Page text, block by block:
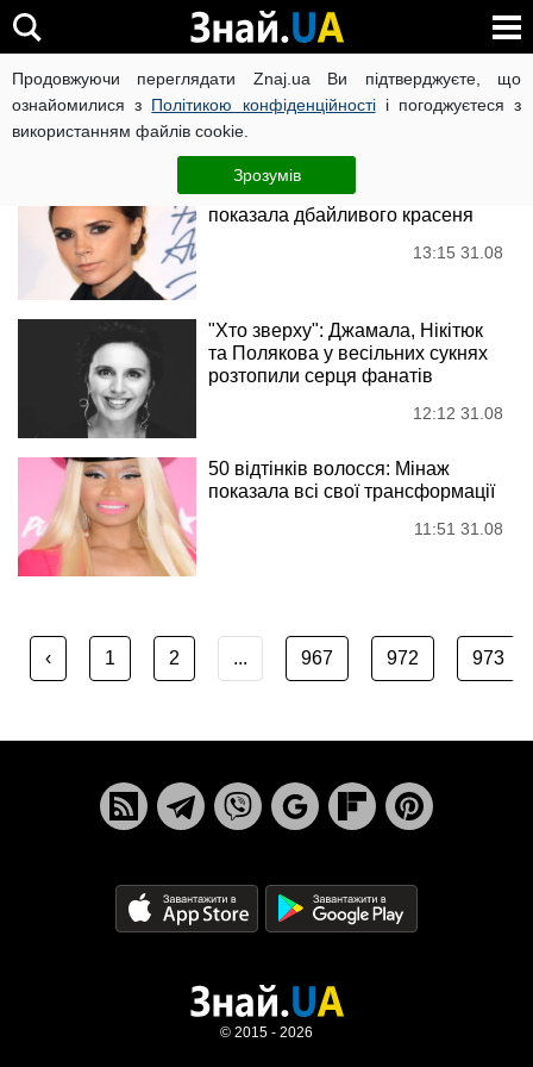
Продовжуючи переглядати Znaj.ua Ви підтверджуєте, що
ознайомилися з Політикою конфіденційностіі погоджуєтеся з
використанням файлів cookie.
Зрозумів
Instagram
Новини
А де Девід? Вікторія Бекхем
показала дбайливого красеня
13:15 31.08
"Хто зверху": Джамала, Нікітюк
та Полякова у весільних сукнях
розтопили серця фанатів
12:12 31.08
50 відтінків волосся: Мінаж
показала всі свої трансформації
11:51 31.08
‹ 1 2 ... 967 972 973
© 2015 - 2026